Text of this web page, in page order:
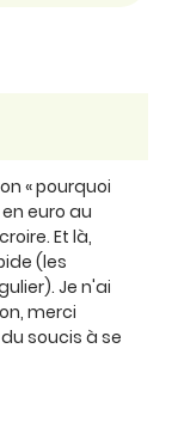
« pourquoi
euro au
Et là,
(les
Je n'ai
merci
soucis à se